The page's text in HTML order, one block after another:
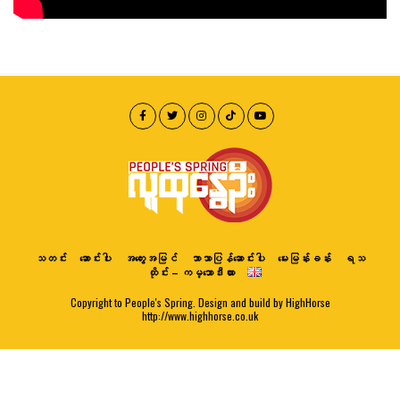
သတင်း ဆောင်းပါး အတွေးအမြင် ဘာသာပြန်ဆောင်းပါး မေးမြန်းခန်း
ရသ
ထိုင်း – ကမ္ဘောဒီးယား
Copyright to People's Spring. Design and build by HighHorse
http://www.highhorse.co.uk